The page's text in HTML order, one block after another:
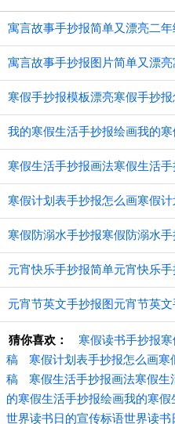
寓言故事手抄报简单又漂亮二
寓言故事手抄报图片简单又漂
寒假手抄报模板漂亮寒假手抄
寒假生活手抄报画法寒假生活
寒假计划表手抄报怎么画寒假
寒假防溺水手抄报寒假防溺水
元宵快乐手抄报简单元宵快乐
元宵节英文手抄报图元宵节英
猜你喜欢：
寒假读书手抄报
稿
寒假计划表手抄报怎么画
稿
寒假生活手抄报画法寒假
的寒假生活手抄报绘画我的寒
世界读书日的宣传标语世界读书